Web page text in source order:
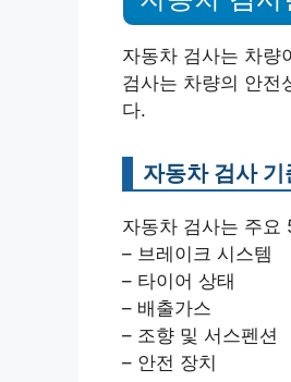
자동차 검사는 차량
검사는 차량의 안전
다.
자동차 검사 기
자동차 검사는 주요
– 브레이크 시스템
– 타이어 상태
– 배출가스
– 조향 및 서스펜션
– 안전 장치